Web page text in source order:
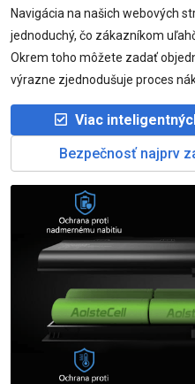
Navigácia na našich webových
jednoduchý, čo zákazníkom
Okrem toho môžete zadať
výrazne zjednodušuje proces
Viac
Bezpečnosť najprv